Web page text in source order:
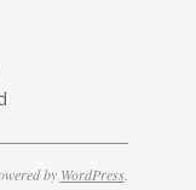
by WordPress.